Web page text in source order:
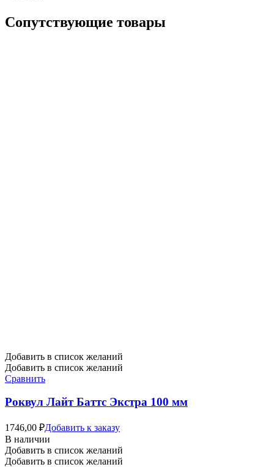
Сопутствующие товары
Добавить в список желаний
Добавить в список желаний
Сравнить
Роквул Лайт Баттс Экстра 100 мм
1746,00 ₽Добавить к заказу
В наличии
Добавить в список желаний
Добавить в список желаний